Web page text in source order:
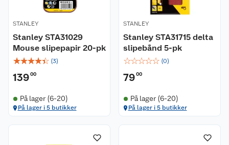
STANLEY
Stanley STA31029
Mouse slipepapir 20-pk
☆☆☆☆☆ (3)
13900
På lager (6-20)
På lager i 5 butikker
STANLEY
Stanley STA31715 delta
slipebånd 5-pk
☆☆☆☆☆ (0)
7900
På lager (6-20)
På lager i 5 butikker